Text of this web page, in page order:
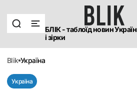
БЛІК - таблоїд новин
і зірки
blik україна
Україна